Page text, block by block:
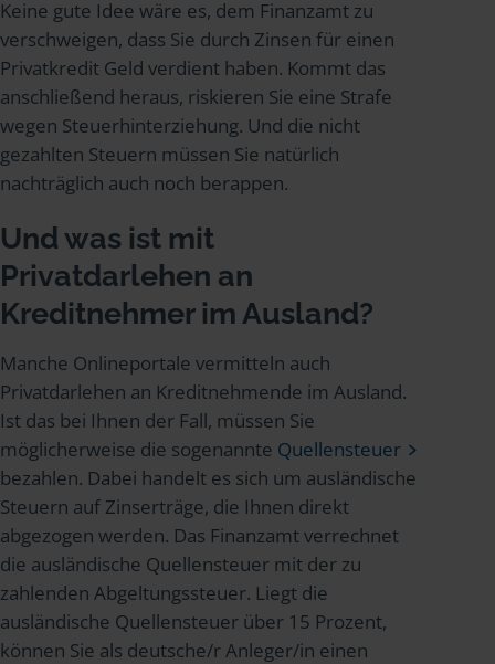
Keine gute Idee wäre es, dem Finanzamt zu
verschweigen, dass Sie durch Zinsen für einen
Privatkredit Geld verdient haben. Kommt das
anschließend heraus, riskieren Sie eine Strafe
wegen Steuerhinterziehung. Und die nicht
gezahlten Steuern müssen Sie natürlich
nachträglich auch noch berappen.
Und was ist mit
Privatdarlehen an
Kreditnehmer im Ausland?
Manche Onlineportale vermitteln auch
Privatdarlehen an Kreditnehmende im Ausland.
Ist das bei Ihnen der Fall, müssen Sie
möglicherweise die sogenannte Quellensteuer
bezahlen. Dabei handelt es sich um ausländische
Steuern auf Zinserträge, die Ihnen direkt
abgezogen werden. Das Finanzamt verrechnet
die ausländische Quellensteuer mit der zu
zahlenden Abgeltungssteuer. Liegt die
ausländische Quellensteuer über 15 Prozent,
können Sie als deutsche/r Anleger/in einen